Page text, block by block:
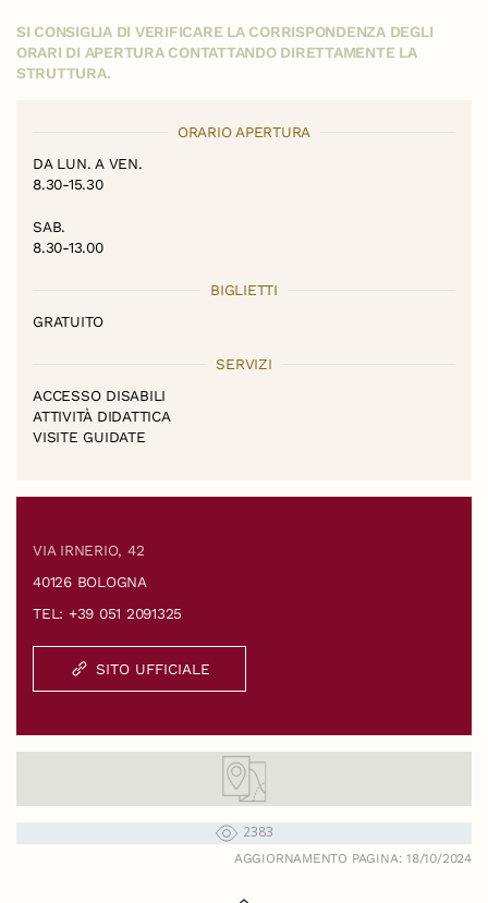
SI CONSIGLIA DI VERIFICARE LA CORRISPONDENZA DEGLI
ORARI DI APERTURA CONTATTANDO DIRETTAMENTE LA
STRUTTURA.
ORARIO APERTURA
DA LUN. A VEN.
8.30-15.30
SAB.
8.30-13.00
BIGLIETTI
GRATUITO
SERVIZI
ACCESSO DISABILI
ATTIVITÀ DIDATTICA
VISITE GUIDATE
VIA IRNERIO, 42
40126 BOLOGNA
TEL: +39 051 2091325
SITO UFFICIALE
2383
AGGIORNAMENTO PAGINA: 18/10/2024